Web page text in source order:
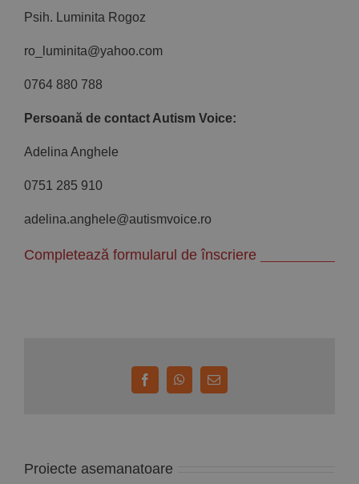
Psih. Luminita Rogoz
ro_luminita@yahoo.com
0764 880 788
Persoană de contact Autism Voice:
Adelina Anghele
0751 285 910
adelina.anghele@autismvoice.ro
Completează formularul de înscriere
FacebookWhatsApp
E-
mail:
Proiecte asemanatoare